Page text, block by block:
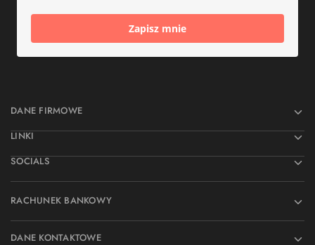
Zapisz mnie
DANE FIRMOWE
LINKI
SOCIALS
RACHUNEK BANKOWY
DANE KONTAKTOWE